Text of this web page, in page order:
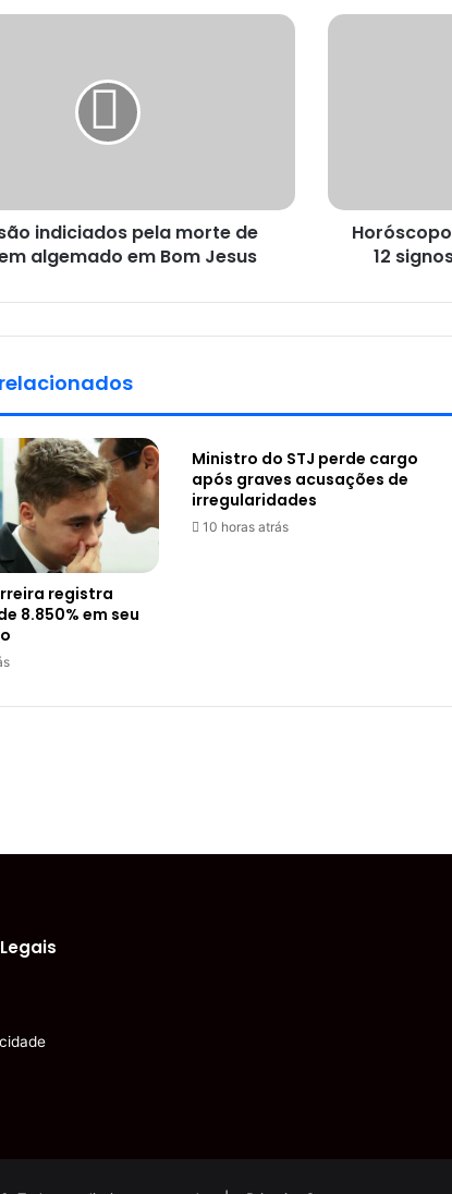
indiciados pela morte de
algemado em Bom Jesus
12
registra
8.850% em seu
Ministro do STJ perde cargo
após graves acusações de
irregularidades
10 horas atrás